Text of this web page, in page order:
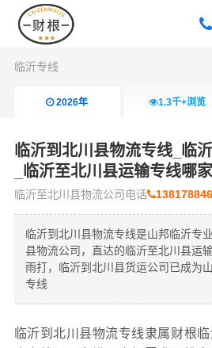
临沂专线
2026年 1.3千+浏览
临沂到北川县物流专线_临
_临沂至北川县运输专线哪
临沂至北川县物流公司电话
临沂到北川县物流专线是山邦临沂专
县物流公司，直达的临沂至北川县运
雨打，临沂到北川县货运公司已成为
专线
临沂到北川县物流专线隶属财根